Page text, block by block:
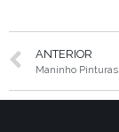
ANTERIOR
Maninho Pinturas